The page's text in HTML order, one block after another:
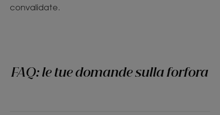
convalidate.
FAQ: le tue domande sulla forfora